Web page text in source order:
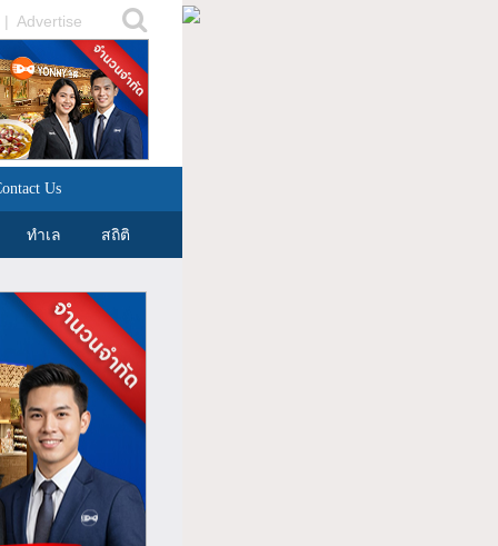
| Advertise
Us
ทำเล สถิติ